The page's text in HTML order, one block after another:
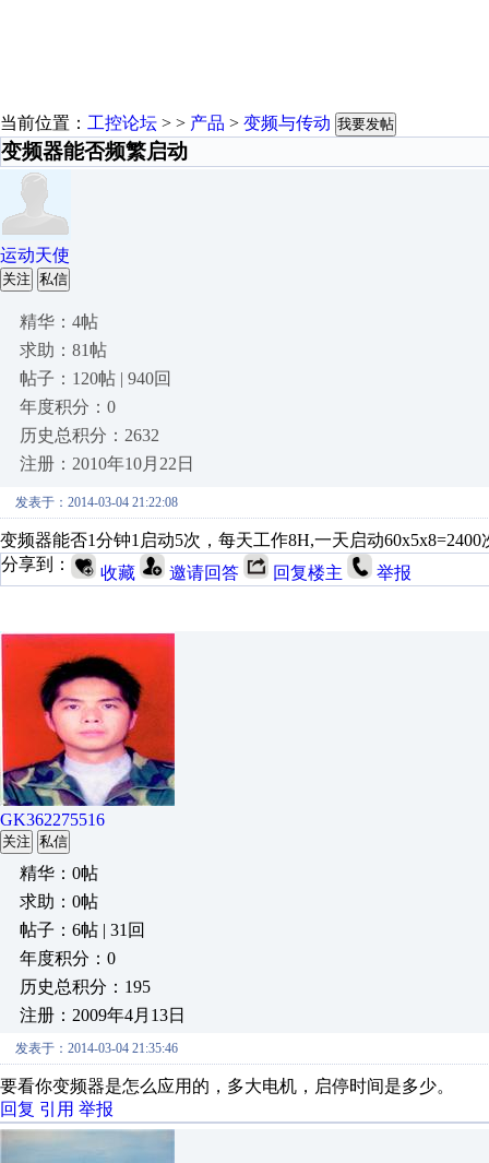
当前位置： 工控论坛 > > 产品 > 变频与传动 我要发帖
变频器能否频繁启动
运动天使
关注 私信
精华：4帖
求助：81帖
帖子：120帖 | 940回
年度积分：0
历史总积分：2632
注册：2010年10月22日
发表于：2014-03-04 21:22:08
变频器能否1分钟1启动5次，每天工作8H,一天启动60x5x8=2400
分享到：
收藏 邀请回答 回复楼主 举报
GK362275516
关注 私信
精华：0帖
求助：0帖
帖子：6帖 | 31回
年度积分：0
历史总积分：195
注册：2009年4月13日
发表于：2014-03-04 21:35:46
要看你变频器是怎么应用的，多大电机，启停时间是多少。
回复 引用 举报